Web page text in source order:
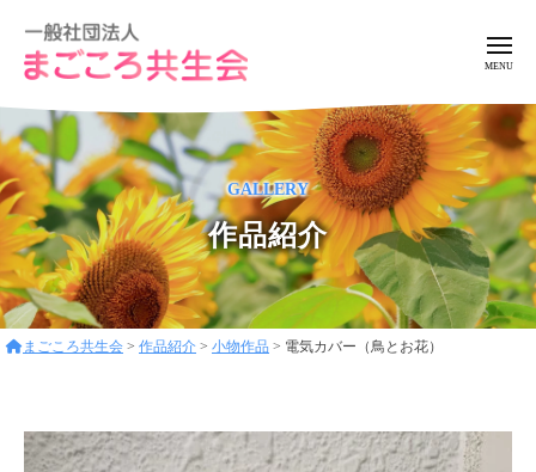
ン
ツ
へ
ス
キ
ッ
プ
般
社
団
法
人
ま
ご
共
ッ
ト
ホ
ー
ム
な
環
境
レ
ン
メ
ニ
ー
GALLERY
作品紹介
まごころ共生会 > 作品紹介 > 小物作品 > 電気カバー（鳥とお花）
般
社
団
法
人
ま
ご
こ
ろ
共
生
会